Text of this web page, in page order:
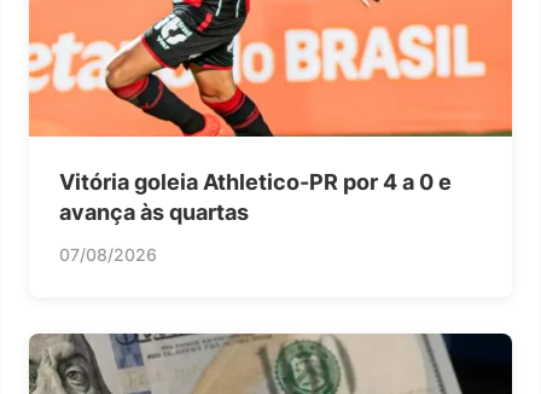
Vitória goleia Athletico-PR por 4 a 0 e
avança às quartas
07/08/2026